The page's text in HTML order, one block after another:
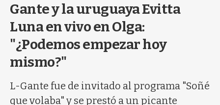
Gante y la uruguaya Evitta
Luna en vivo en Olga:
"¿Podemos empezar hoy
mismo?"
L-Gante fue de invitado al programa "Soñé
que volaba" y se prestó a un picante